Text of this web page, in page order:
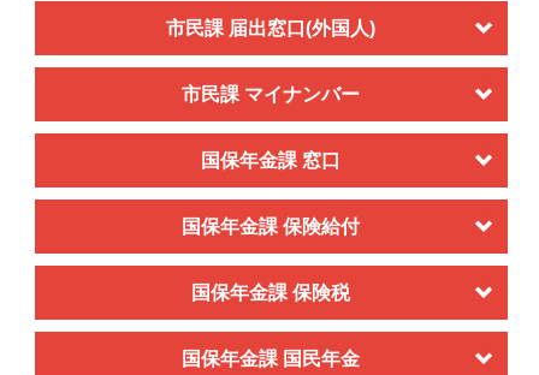
メール通知登録
混雑予想カレンダー
市民課 届出窓口(外国人)
市民課 マイナンバー
国保年金課 窓口
国保年金課 保険給付
国保年金課 保険税
国保年金課 国民年金